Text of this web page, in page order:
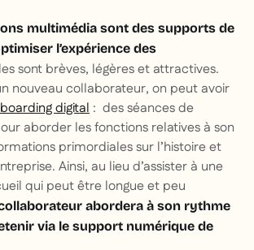
multimédia sont des supports de
l’expérience des
sont brèves, légères et attractives.
nouveau collaborateur, on peut avoir
digital : des séances de
aborder les fonctions relatives à son
primordiales sur l’histoire et
Ainsi, au lieu d’assister à une
qui peut être longue et peu
abordera à son rythme
via le support numérique de